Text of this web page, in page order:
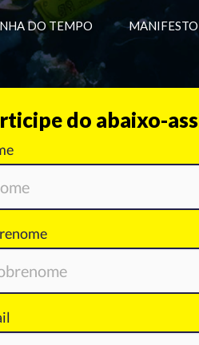
DO TEMPO MANIFESTO
do abaixo-